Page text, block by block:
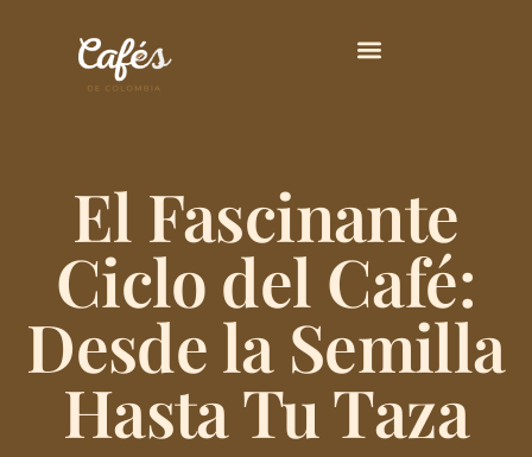
El Fascinante
Ciclo del Café:
Desde la Semilla
Hasta Tu Taza